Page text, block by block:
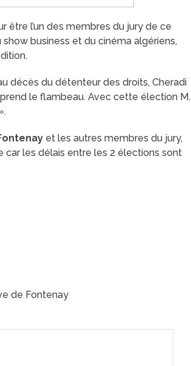
être l’un des membres du jury de ce
business et du cinéma algériens,
décès du détenteur des droits, Cheradi
le flambeau. Avec cette élection M.
et les autres membres du jury,
car les délais entre les 2 élections sont
de Fontenay